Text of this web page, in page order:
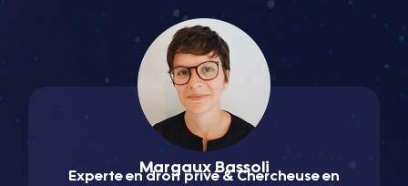
Margaux Bassoli
Experte en droit privé & Chercheuse en